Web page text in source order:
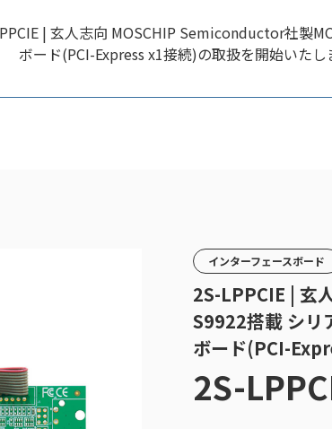
| 玄人志向 MOSCHIP Semiconductor社製
ボード(PCI-Express x1接続)の取扱を開始いたし
インターフェースボード
2S-LPPCIE | 玄
S9922搭載 シリ
ボード(PCI-
2S-